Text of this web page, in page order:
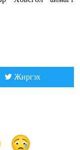
Жиргэх